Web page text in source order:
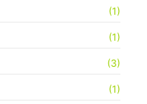
(1)
(1)
(3)
(1)